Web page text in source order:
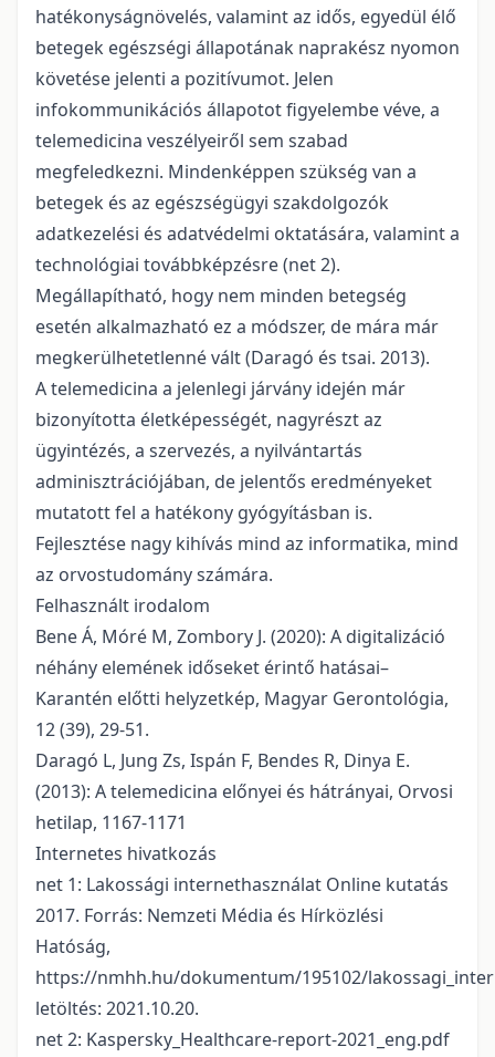
hatékonyságnövelés, valamint az idős, egyedül élő
betegek egészségi állapotának naprakész nyomon
követése jelenti a pozitívumot. Jelen
infokommunikációs állapotot figyelembe véve, a
telemedicina veszélyeiről sem szabad
megfeledkezni. Mindenképpen szükség van a
betegek és az egészségügyi szakdolgozók
adatkezelési és adatvédelmi oktatására, valamint a
technológiai továbbképzésre (net 2).
Megállapítható, hogy nem minden betegség
esetén alkalmazható ez a módszer, de mára már
megkerülhetetlenné vált (Daragó és tsai. 2013).
A telemedicina a jelenlegi járvány idején már
bizonyította életképességét, nagyrészt az
ügyintézés, a szervezés, a nyilvántartás
adminisztrációjában, de jelentős eredményeket
mutatott fel a hatékony gyógyításban is.
Fejlesztése nagy kihívás mind az informatika, mind
az orvostudomány számára.
Felhasznált irodalom
Bene Á, Móré M, Zombory J. (2020): A digitalizáció
néhány elemének időseket érintő hatásai–
Karantén előtti helyzetkép, Magyar Gerontológia,
12 (39), 29-51.
Daragó L, Jung Zs, Ispán F, Bendes R, Dinya E.
(2013): A telemedicina előnyei és hátrányai, Orvosi
hetilap, 1167-1171
Internetes hivatkozás
net 1: Lakossági internethasználat Online kutatás
2017. Forrás: Nemzeti Média és Hírközlési
Hatóság,
https://nmhh.hu/dokumentum/195102/
letöltés: 2021.10.20.
net 2: Kaspersky_Healthcare-report-2021_eng.pdf